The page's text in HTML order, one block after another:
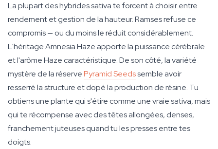
La plupart des hybrides sativa te forcent à choisir entre
rendement et gestion de la hauteur. Ramses refuse ce
compromis — ou du moins le réduit considérablement.
L'héritage Amnesia Haze apporte la puissance cérébrale
et l'arôme Haze caractéristique. De son côté, la variété
mystère de la réservePyramid Seedssemble avoir
resserré la structure et dopé la production de résine. Tu
obtiens une plante qui s'étire comme une vraie sativa, mais
qui te récompense avec des têtes allongées, denses,
franchement juteuses quand tu les presses entre tes
doigts.